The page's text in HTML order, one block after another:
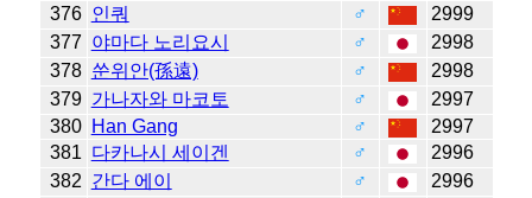
376 인쿼 ♂
2999
377 야마다 노리요시 ♂
2998
378 쑨위안(孫遠) ♂
2998
379 가나자와 마코토 ♂
2997
380 Han Gang ♂
2997
381 다카나시 세이겐 ♂
2996
382 간다 에이 ♂
2996